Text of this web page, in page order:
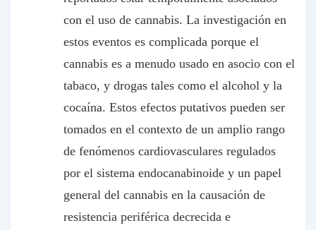
con el uso de cannabis. La investigación en
estos eventos es complicada porque el
cannabis es a menudo usado en asocio con el
tabaco, y drogas tales como el alcohol y la
cocaína. Estos efectos putativos pueden ser
tomados en el contexto de un amplio rango
de fenómenos cardiovasculares regulados
por el sistema endocanabinoide y un papel
general del cannabis en la causación de
resistencia periférica decrecida e